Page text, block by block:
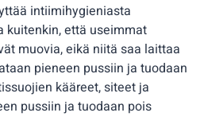
intiimihygieniasta
kuitenkin, että useimmat
muovia, eikä niitä saa laittaa
pieneen pussiin ja tuodaan
kääreet, siteet ja
pussiin ja tuodaan pois